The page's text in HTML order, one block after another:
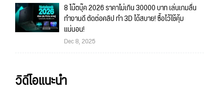
8 โน๊ตบุ๊ค 2026 ราคาไม่เกิน 30000 บาท เล่นเกมลื่น
ทำงานดี ตัดต่อคลิป ทำ 3D ได้สบาย! ซื้อไว้ใช้คุ้ม
แน่นอน!
Dec 8, 2025
วิดีโอแนะนำ